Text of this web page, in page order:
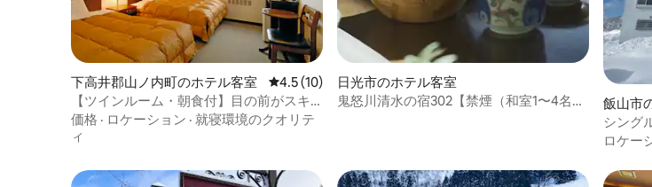
下高井郡山ノ内町のホテル客室 レビュー10件、5つ星中4.5つ星の平均評価
4.5 (10)
【ツインルーム・朝食付】目の前がスキ
ー場、実質徒歩0分！志賀高原の中心地一
ノ瀬エリアにあるホテルです
価格 · ロケーション · 就寝環境のクオリテ
ィ
日光市のホテル客室
鬼怒川清水の宿302【禁煙（和室1〜4名
飯山市
シング
ロケー